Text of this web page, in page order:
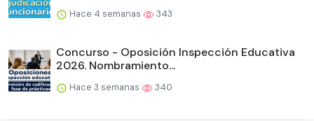
Hace 4 semanas 343
Concurso - Oposición Inspección Educativa
2026. Nombramiento...
Hace 3 semanas 340